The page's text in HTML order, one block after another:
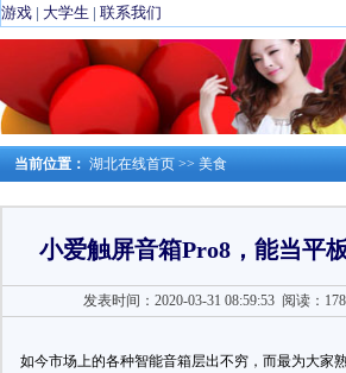
游戏 | 大学生 | 联系我们
当前位置： 湖北在线首页 >> 美食
小爱触屏音箱Pro8，能当平
发表时间：2020-03-31 08:59:53 阅读：
如今市场上的各种智能音箱层出不穷，而最为大家